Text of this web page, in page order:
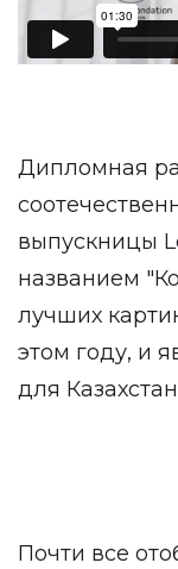
Дипломная
выпускницы
названием
лучших
этом году, и
для
Почти все